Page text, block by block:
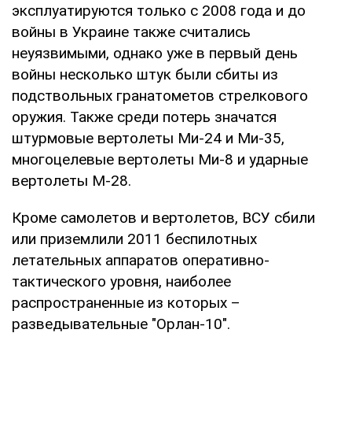
эксплуатируются только с 2008 года и до
войны в Украине также считались
неуязвимыми, однако уже в первый день
войны несколько штук были сбиты из
подствольных гранатометов стрелкового
оружия. Также среди потерь значатся
штурмовые вертолеты Ми-24 и Ми-35,
многоцелевые вертолеты Ми-8 и ударные
вертолеты М-28.
Кроме самолетов и вертолетов, ВСУ сбили
или приземлили 2011 беспилотных
летательных аппаратов оперативно-
тактического уровня, наиболее
распространенные из которых –
разведывательные "Орлан-10".